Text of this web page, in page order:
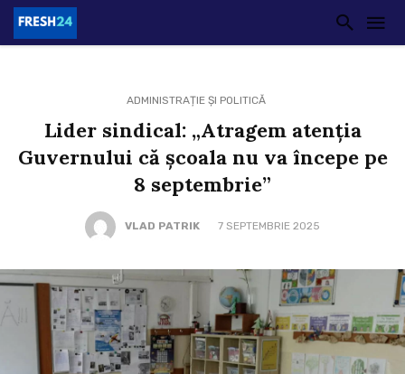
ADMINISTRAȚIE ȘI POLITICĂ
Lider sindical: „Atragem atenția
Guvernului că școala nu va începe pe
8 septembrie”
VLAD PATRIK 7 SEPTEMBRIE 2025